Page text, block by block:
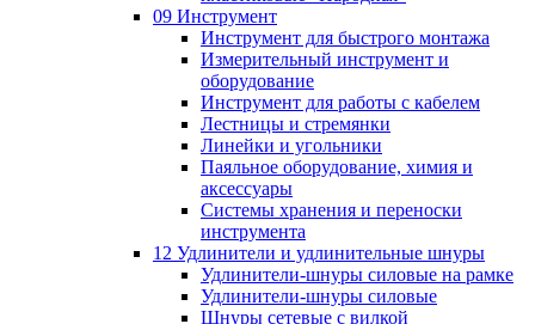
09 Инструмент
Инструмент для быстрого монтажа
Измерительный инструмент и
оборудование
Инструмент для работы с кабелем
Лестницы и стремянки
Линейки и угольники
Паяльное оборудование, химия и
аксессуары
Системы хранения и переноски
инструмента
12 Удлинители и удлинительные шнуры
Удлинители-шнуры силовые на рамке
Удлинители-шнуры силовые
Шнуры сетевые с вилкой